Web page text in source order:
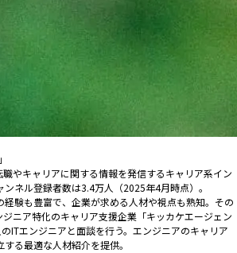
やキャリアに関する情報を発信するキャリア系イン
ネル登録者数は3.4万人（2025年4月時点）。
験も豊富で、企業が求める人材や視点も熟知。その
ニア特化のキャリア支援企業「キッカケエージェン
ITエンジニアと面談を行う。エンジニアのキャリア
る最適な人材紹介を提供。